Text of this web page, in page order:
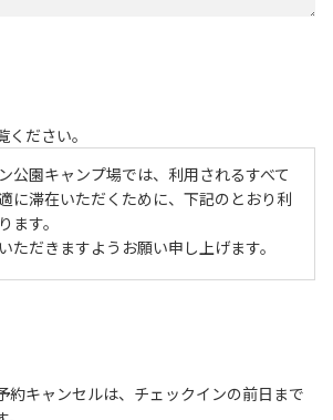
ださい。
公園キャンプ場では、利用されるすべて
に滞在いただくために、下記のとおり利
ます。
ただきますようお願い申し上げます。
での利用はできません。高校生以上の方
多目的広場を含む。）の使用は、事前に
約キャンセルは、チェックインの前日まで